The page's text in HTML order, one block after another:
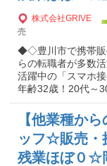
株式会社GRIVE
売
◆◇豊川市で携帯販
らの転職者が多数
活躍中の「スマホ
年齢32歳！20代～
【他業種か
ッフ☆販売・
残業ほぼ０☆